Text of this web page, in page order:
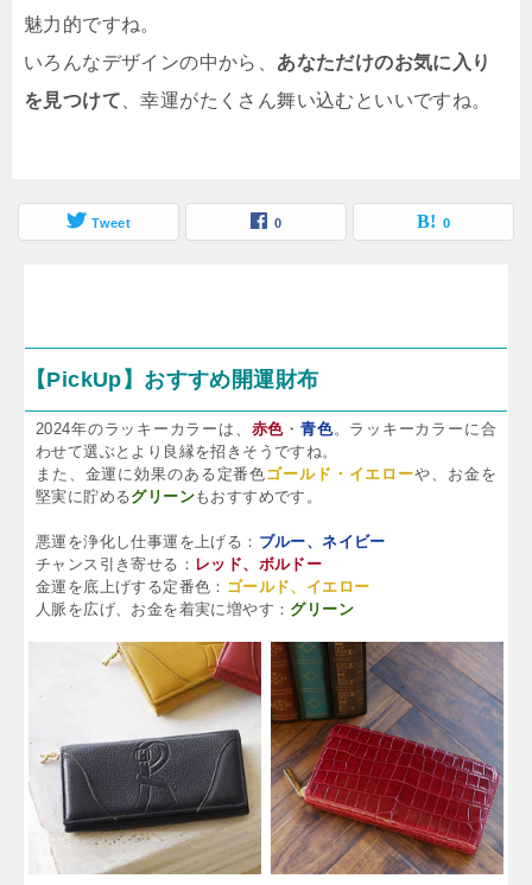
魅力的ですね。
いろんなデザインの中から、 あなただけのお気に入り
を見つけて 、幸運がたくさん舞い込むといいですね。
Tweet 0 0
【PickUp】おすすめ開運財布
2024年のラッキーカラーは、 赤色 ・ 青色。ラッキーカラーに合
わせて選ぶとより良縁を招きそうですね。
また、金運に効果のある定番色ゴールド・イエローや、お金を
堅実に貯めるグリーンもおすすめです。
悪運を浄化し仕事運を上げる： ブルー、ネイビー
チャンス引き寄せる： レッド、ボルドー
金運を底上げする定番色： ゴールド、イエロー
人脈を広げ、お金を着実に増やす： グリーン